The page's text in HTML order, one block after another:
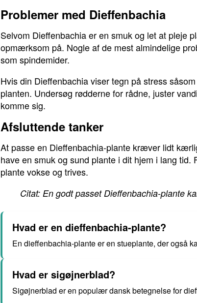
Problemer med Dieffenbachia
Selvom Dieffenbachia er en smuk og let at pleje
opmærksom på. Nogle af de mest almindelige
som spindemider.
Hvis din Dieffenbachia viser tegn på stress
planten. Undersøg rødderne for rådne, juster
komme sig.
Afsluttende tanker
At passe en Dieffenbachia-plante kræver lidt
have en smuk og sund plante i dit hjem i lang
plante vokse og trives.
Citat: En godt passet Dieffenbachia-plante
Hvad er en dieffenbachia-plante?
En dieffenbachia-plante er en stueplante, der også
Hvad er sigøjnerblad?
Sigøjnerblad er en populær dansk betegnelse for